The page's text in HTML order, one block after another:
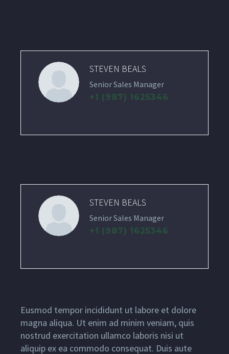
STEVEN BEALS
Senior Sales Manager
+1 (987) 1625346
STEVEN BEALS
Senior Sales Manager
+1 (987) 1625346
Eusmod tempor incididunt ut labore et dolore
magna aliqua. Ut enim ad minim veniam, quis
nostrud exercitation ullamco laboris nisi ut
aliquip ex ea commodo consequat. Duis aute